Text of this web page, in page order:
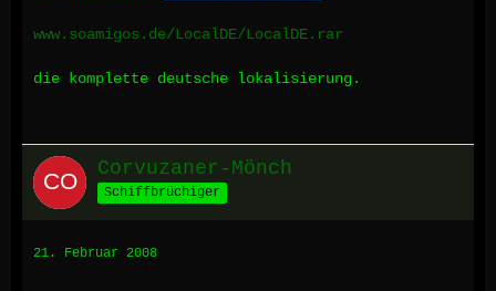
www.soamigos.de/LocalDE/LocalDE.rar
die komplette deutsche lokalisierung.
Corvuzaner-Mönch
Schiffbrüchiger
21. Februar 2008